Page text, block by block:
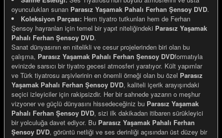
Gemiler
oyunculukları sunan Parasız Yaşamak Pahalı Ferhan Şensoy DVD.
Koleksiyon Parçası: Hem tiyatro tutkunları hem de Ferhan
Şensoy hayranları için temel bir yapıt niteliğindeki Parasız Yaşamak
Pahalı Ferhan Şensoy DVD.
Sanat dünyasının en nitelikli ve cesur projelerinden biri olan bu
çalışma, Parasız Yaşamak Pahalı Ferhan Şensoy DVDformatıyla
evinizde sarsıcı bir tiyatro gecesi atmosferi yaratıyor. Kült yapımlar
ve Türk tiyatrosu arşivlerinin en önemli örneği olan bu özel Parasız
Yaşamak Pahalı Ferhan Şensoy DVD, kaliteli içerik arayışındaki
seçici izleyiciler için rakipsizdir. Her bir sahnede yazarın o meşhur
vizyoner ve güçlü dünyasını hissedeceğiniz bu Parasız Yaşamak
Pahalı Ferhan Şensoy DVD, sizi ilk dakikadan itibaren sürükleyici
bir yolculuğa davet ediyor. Bu Parasız Yaşamak Pahalı Ferhan
Şensoy DVD, görüntü netliği ve ses derinliği açısından üst düzey bir